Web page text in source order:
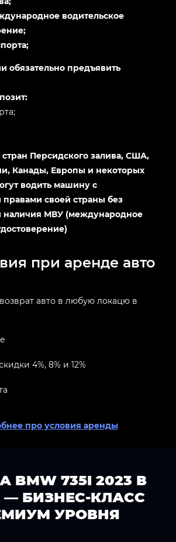
водительское
обязательно предъявить
стран Персидского залива, США,
Канады, Европы и некоторых
водить машину с
правами своей страны без
наличия МВУ (международное
при аренде авто
авто в любую локацю в
4%, 8% и 12%
про условия аренды
BMW 735I 2023 В
— БИЗНЕС-КЛАСС
УРОВНЯ